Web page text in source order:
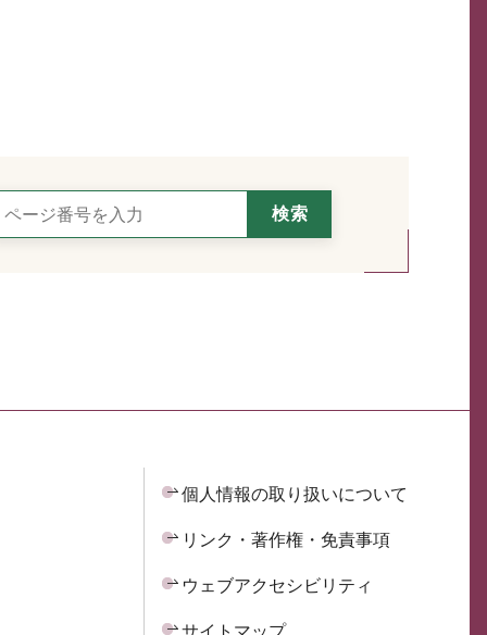
個人情報の取り扱いについて
リンク・著作権・免責事項
ウェブアクセシビリティ
サイトマップ